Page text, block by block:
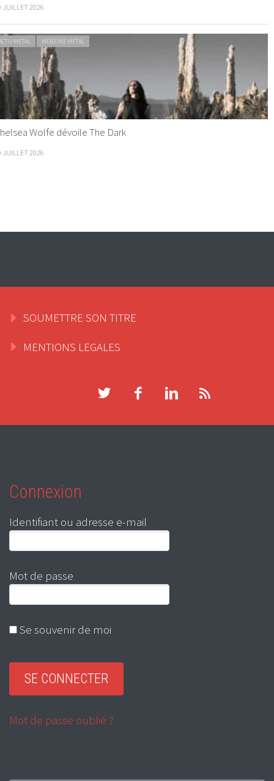
JUILLET 2026
METAL WEBZINE METAL
Wolfe dévoile The Dark
JUILLET 2026
SOUMETTRE SON TITRE
MENTIONS LEGALES
Connexion
Identifiant ou adresse e-mail
Mot de passe
Se souvenir de moi
Mot de passe oublié ?